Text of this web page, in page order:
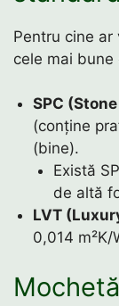
Pentru cine
cele mai
SPC
(conține
(bine).
Există
de altă
LVT
0,014 m²K/
Mochetă